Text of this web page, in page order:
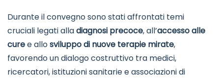
Durante il convegno sono stati affrontati temi
cruciali legati alladiagnosi precoce, all’accesso alle
curee allosviluppo di nuove terapie mirate,
favorendo un dialogo costruttivo tra medici,
ricercatori, istituzioni sanitarie e associazioni di